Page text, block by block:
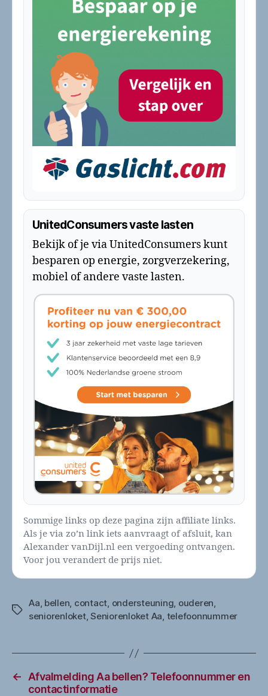
UnitedConsumers vaste lasten
Bekijk of je via UnitedConsumers kunt
besparen op energie, zorgverzekering,
mobiel of andere vaste lasten.
Sommige links op deze pagina zijn affiliate links.
Als je via zo’n link iets aanvraagt of afsluit, kan
Alexander vanDijl.nl een vergoeding ontvangen.
Voor jou verandert de prijs niet.
Tags
Aa, bellen, contact, ondersteuning, ouderen,
seniorenloket,Seniorenloket Aa, telefoonnummer
←
Afvalmelding Aa bellen? Telefoonnummer en
contactinformatie